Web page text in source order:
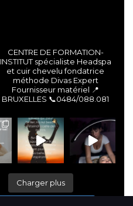
CENTRE DE FORMATION-
INSTITUT spécialiste Headspa
et cuir chevelu fondatrice
méthode Divas Expert
Fournisseur matériel 📍
BRUXELLES 📞0484/088.081
Charger plus